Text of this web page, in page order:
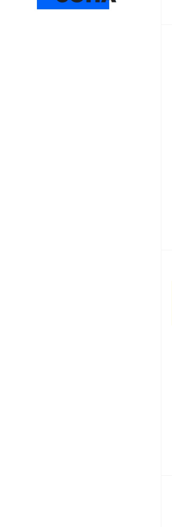
Systeme electric